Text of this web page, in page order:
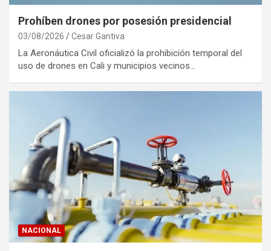
Prohíben drones por posesión presidencial
03/08/2026 Cesar Gantiva
La Aeronáutica Civil oficializó la prohibición temporal del
uso de drones en Cali y municipios vecinos…
NACIONAL